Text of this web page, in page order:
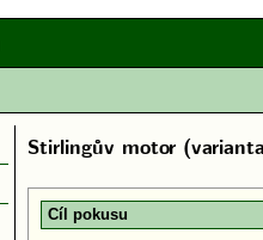
Stirlingův motor
Cíl pokusu